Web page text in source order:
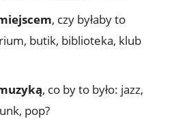
, czy byłaby to
butik, biblioteka, klub
, co by to było: jazz,
pop?